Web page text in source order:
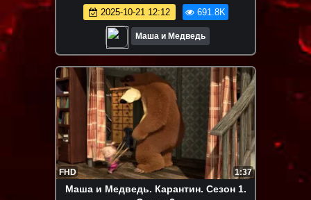
РЎРµСЂРёСЏ 1. Р‘СѓРґСЊ
Р·РґРѕСЂРѕРІ!
2025-10-21 12:12 691.8K
Маша и Медведь
FHD 1:37
Маша и Медведь. Карантин. Сезон 1.